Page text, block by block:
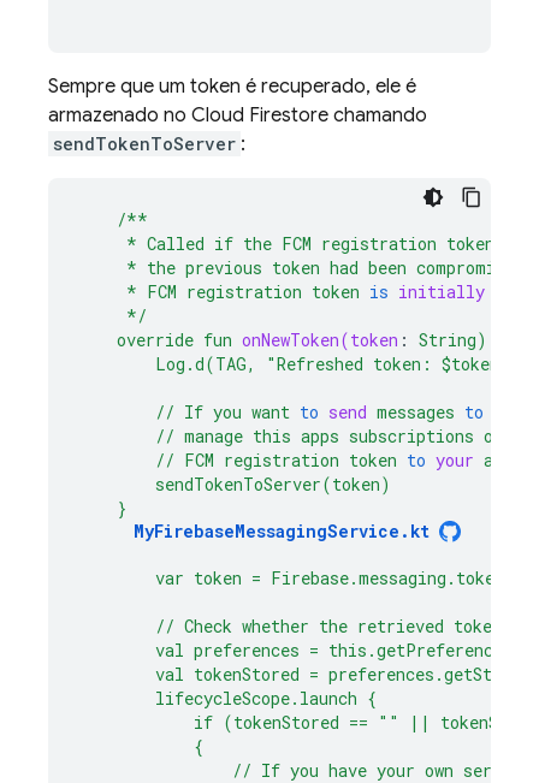
Sempre que um token é recuperado, ele é
armazenado no Cloud Firestore chamando
sendTokenToServer :
/**
* Called if the FCM registration token
* the previous token had been compromised.
* FCM registration token is initially
*/
override fun onNewToken(token : String)
Log.d(TAG,
"Refreshed token: $token"
// If you want to send messages to
// manage this apps subscriptions on
// FCM registration token to your app
sendTokenToServer(token)
}
MyFirebaseMessagingService.kt
var token =
// Check whether the retrieved token
val preferences =
val tokenStored =
lifecycleScope.launch {
if (tokenStored == "" ||
{
// If you have your own server,